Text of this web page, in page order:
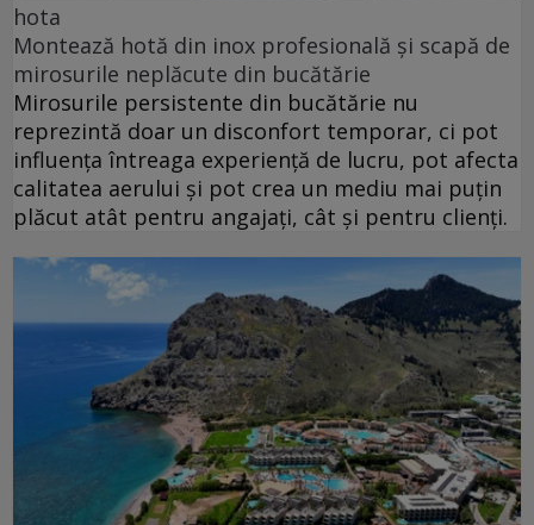
hota
Montează hotă din inox profesională și scapă de
mirosurile neplăcute din bucătărie
Mirosurile persistente din bucătărie nu
reprezintă doar un disconfort temporar, ci pot
influența întreaga experiență de lucru, pot afecta
calitatea aerului și pot crea un mediu mai puțin
plăcut atât pentru angajați, cât și pentru clienți.